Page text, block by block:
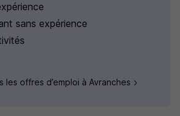
sans expérience
les offres d’emploi à Avranches